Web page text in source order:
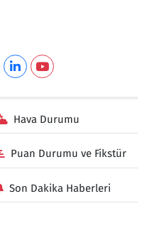
Hava Durumu
Puan Durumu ve Fikstür
Son Dakika Haberleri